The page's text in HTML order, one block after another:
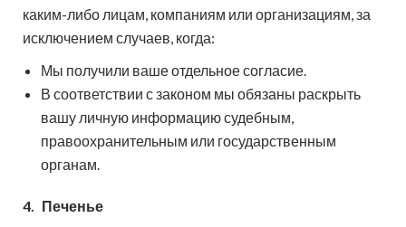
каким-либо лицам, компаниям или организациям, за
исключением случаев, когда:
Мы получили ваше отдельное согласие.
В соответствии с законом мы обязаны раскрыть
вашу личную информацию судебным,
правоохранительным или государственным
органам.
4. Печенье